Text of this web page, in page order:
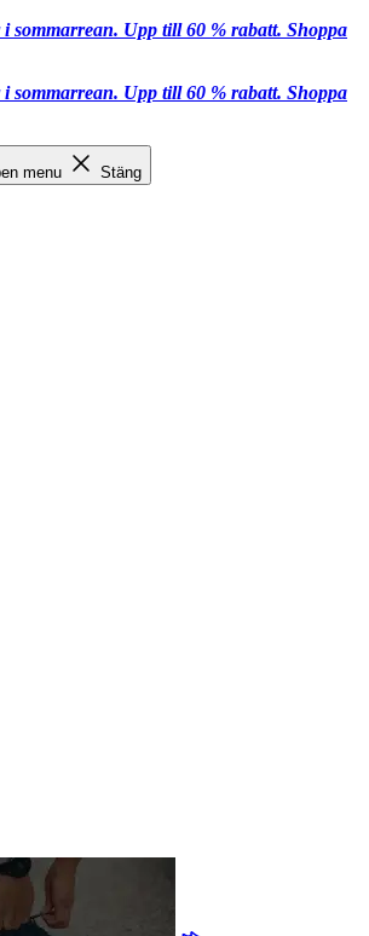
sommarrean. Upp till 60 % rabatt. Shoppa
sommarrean. Upp till 60 % rabatt. Shoppa
menu Stäng